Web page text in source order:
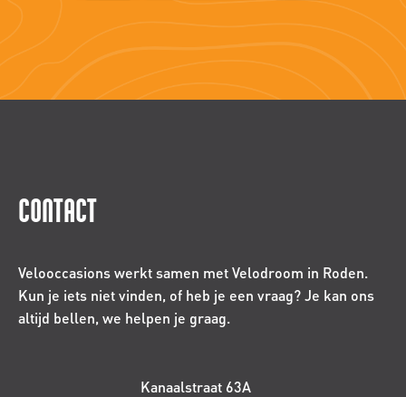
CONTACT
Velooccasions werkt samen met Velodroom in Roden.
Kun je iets niet vinden, of heb je een vraag? Je kan ons
altijd bellen, we helpen je graag.
Kanaalstraat 63A